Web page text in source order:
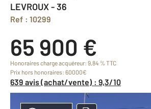
LEVROUX - 36
Ref : 10299
65 900 €
Honoraires charge acquéreur: 9,84 % TTC
Prix hors honoraires: 60000€
639 avis (achat/vente) : 9,3/10